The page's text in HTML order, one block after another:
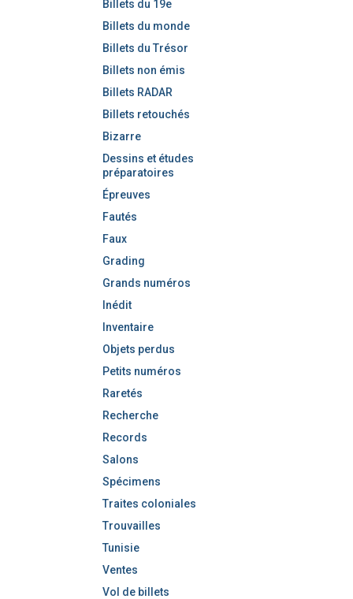
Billets du 19e
Billets du monde
Billets du Trésor
Billets non émis
Billets RADAR
Billets retouchés
Bizarre
Dessins et études
préparatoires
Épreuves
Fautés
Faux
Grading
Grands numéros
Inédit
Inventaire
Objets perdus
Petits numéros
Raretés
Recherche
Records
Salons
Spécimens
Traites coloniales
Trouvailles
Tunisie
Ventes
Vol de billets